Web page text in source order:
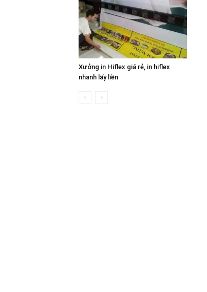
Xưởng in Hiflex giá rẻ, in hiflex
nhanh lấy liền